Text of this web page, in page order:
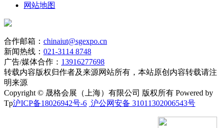
网站地图
合作邮箱： chinaiut@sgexpo.cn
新闻热线： 021-3114 8748
广告/媒体合作： 13916277698
转载内容版权归作者及来源网站所有，本站原创内容转载请注
明来源
Copyright © 晟格会展（上海）有限公司 版权所有 Powered by
Tp沪ICP备18026942号-6 沪公网安备 31011302006543号